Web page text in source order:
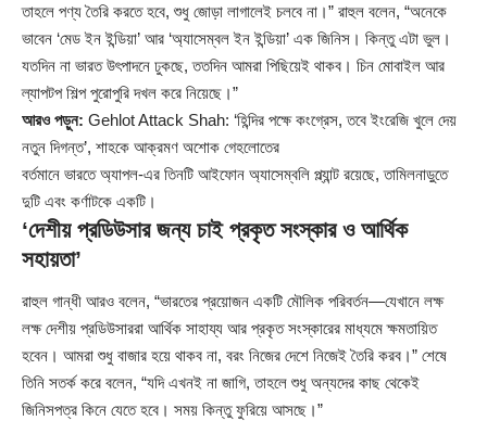
তাহলে পণ্য তৈরি করতে হবে, শুধু জোড়া লাগালেই চলবে না।” রাহুল বলেন, “অনেকে
ভাবেন ‘মেড ইন ইন্ডিয়া’ আর ‘অ্যাসেম্বল ইন ইন্ডিয়া’ এক জিনিস। কিন্তু এটা ভুল।
যতদিন না ভারত উৎপাদনে ঢুকছে, ততদিন আমরা পিছিয়েই থাকব। চিন মোবাইল আর
ল্যাপটপ শিল্প পুরোপুরি দখল করে নিয়েছে।”
আরও পড়ুন: Gehlot Attack Shah: ‘হিন্দির পক্ষে কংগ্রেস, তবে ইংরেজি খুলে দেয়
নতুন দিগন্ত’, শাহকে আক্রমণ অশোক গেহলোতের
বর্তমানে ভারতে অ্যাপল-এর তিনটি আইফোন অ্যাসেম্বলি প্ল্যান্ট রয়েছে, তামিলনাড়ুতে
দুটি এবং কর্ণাটকে একটি।
‘দেশীয় প্রডিউসার জন্য চাই প্রকৃত সংস্কার ও আর্থিক
সহায়তা’
রাহুল গান্ধী আরও বলেন, “ভারতের প্রয়োজন একটি মৌলিক পরিবর্তন—যেখানে লক্ষ
লক্ষ দেশীয় প্রডিউসাররা আর্থিক সাহায্য আর প্রকৃত সংস্কারের মাধ্যমে ক্ষমতায়িত
হবেন। আমরা শুধু বাজার হয়ে থাকব না, বরং নিজের দেশে নিজেই তৈরি করব।” শেষে
তিনি সতর্ক করে বলেন, “যদি এখনই না জাগি, তাহলে শুধু অন্যদের কাছ থেকেই
জিনিসপত্র কিনে যেতে হবে। সময় কিন্তু ফুরিয়ে আসছে।”